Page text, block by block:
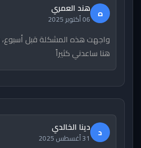
ه هند العمري
06 أكتوبر 2025
واجهت هذه المشكلة قبل أسبوع،
هنا ساعدني كثيراً
د دينا الخالدي
31 أغسطس 2025